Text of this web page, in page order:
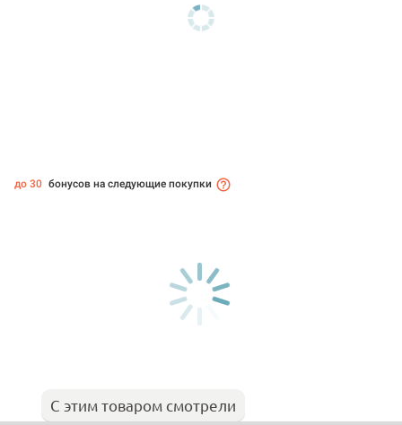
до 30 бонусов на следующие покупки
С этим товаром смотрели